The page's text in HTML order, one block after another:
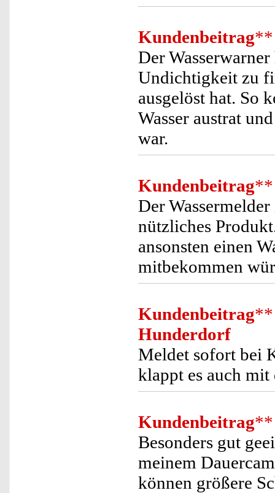
Kundenbeitrag**
Der
Undichtigkeit zu
ausgelöst hat. So
Wasser austrat
war.
Kundenbeitrag**
Der
nützliches
ansonsten einen
mitbekommen
Kundenbeitrag**
Hunderdorf
Meldet sofort bei
klappt es auch
Kundenbeitrag**
Besonders gut
meinem
können größere